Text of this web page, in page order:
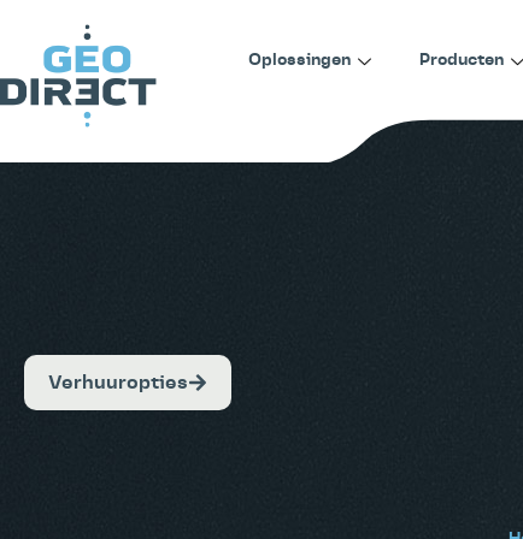
Oplossingen Producten
Verhuuropties